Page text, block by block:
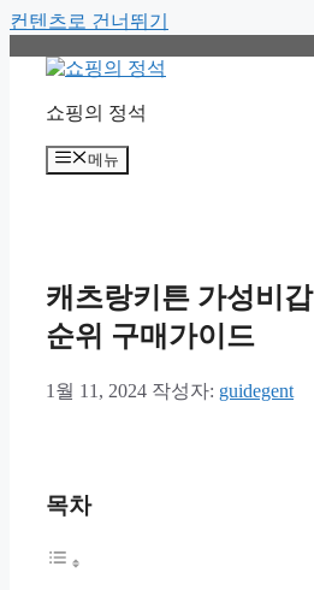
컨텐츠로 건너뛰기
쇼핑의 정석
메뉴
캐츠랑키튼 가성비갑
순위 구매가이드
1월 11, 2024 작성자: guidegent
목차